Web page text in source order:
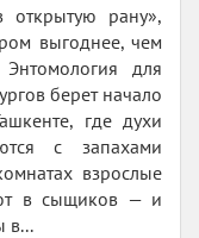
открытую рану»,
выгоднее, чем
для
берет начало
где духи
с запахами
взрослые
в сыщиков — и
в...